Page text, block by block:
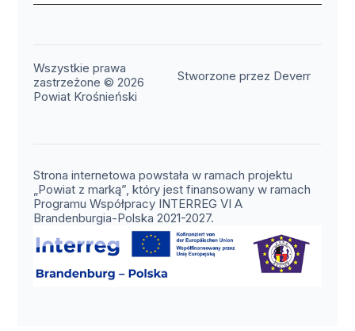
Wszystkie prawa
zastrzeżone © 2026
Powiat Krośnieński
Stworzone przez Deverr
Strona internetowa powstała w ramach projektu
„Powiat z marką”, który jest finansowany w ramach
Programu Współpracy INTERREG VI A
Brandenburgia-Polska 2021-2027.